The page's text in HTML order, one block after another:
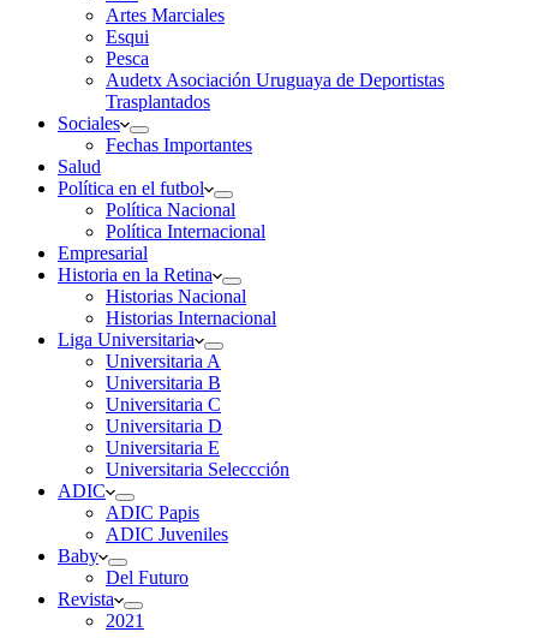
Artes Marciales
Esqui
Pesca
Audetx Asociación Uruguaya de Deportistas
Trasplantados
Sociales
Fechas Importantes
Salud
Política en el futbol
Política Nacional
Política Internacional
Empresarial
Historia en la Retina
Historias Nacional
Historias Internacional
Liga Universitaria
Universitaria A
Universitaria B
Universitaria C
Universitaria D
Universitaria E
Universitaria Seleccción
ADIC
ADIC Papis
ADIC Juveniles
Baby
Del Futuro
Revista
2021